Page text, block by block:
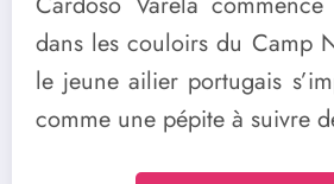
dans les couloirs du Camp
le jeune ailier portugais
comme une pépite à suivre